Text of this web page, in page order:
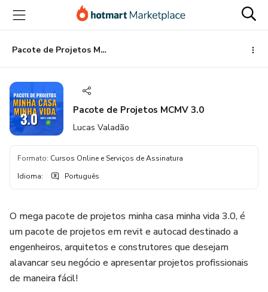
para
conteúdo
principal
para
pagamento
para
rodapé
Pacote de Projetos MCMV 3.0
Pacote de Projetos MCMV 3.0
Lucas Valadão
Formato: Cursos Online e Serviços de Assinatura
Idioma: Português
O mega pacote de projetos minha casa minha vida 3.0, é
um pacote de projetos em revit e autocad destinado a
engenheiros, arquitetos e construtores que desejam
alavancar seu negócio e apresentar projetos profissionais
de maneira fácil!